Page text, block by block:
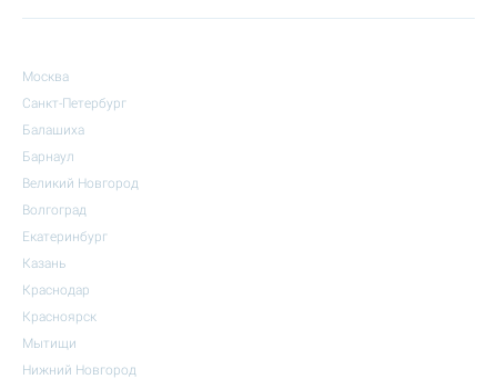
Москва
Санкт-Петербург
Балашиха
Барнаул
Великий Новгород
Волгоград
Екатеринбург
Казань
Краснодар
Красноярск
Мытищи
Нижний Новгород